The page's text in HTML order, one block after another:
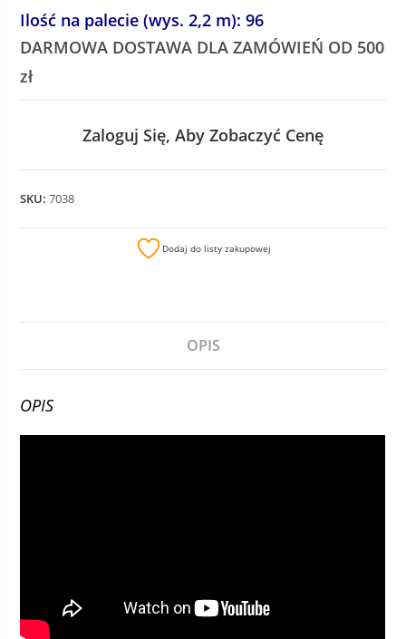
Ilość na palecie (wys. 2,2 m): 96
DARMOWA DOSTAWA DLA ZAMÓWIEŃ OD 500
zł
Zaloguj Się, Aby Zobaczyć Cenę
SKU:7038
Dodaj do listy zakupowej
OPIS
OPIS